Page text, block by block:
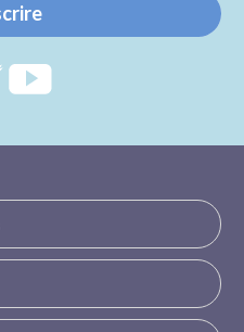
Rejoignez